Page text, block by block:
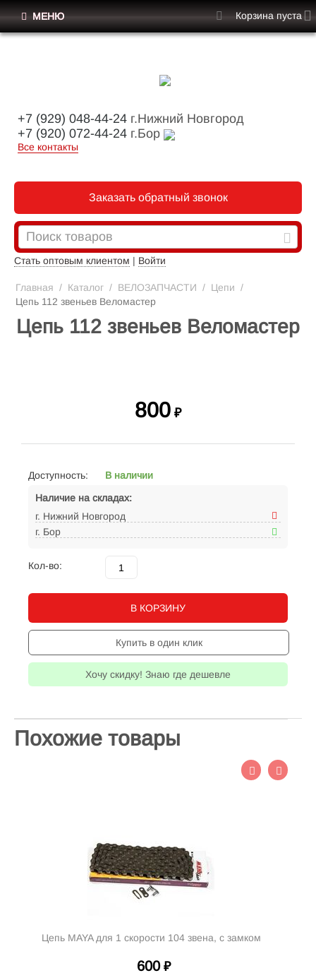
+7 (929) 048-44-24 г.Нижний Новгород
+7 (920) 072-44-24 г.Бор
Все контакты
Заказать обратный звонок
Стать оптовым клиентом | Войти
МЕНЮ Корзина пуста
Главная / Каталог / ВЕЛОЗАПЧАСТИ / Цепи /
Цепь 112 звеньев Веломастер
Цепь 112 звеньев Веломастер
800 ₽
Доступность:
В наличии
Наличие на складах:
г. Нижний Новгород
г. Бор
Кол-во:
В КОРЗИНУ
Купить в один клик
Хочу скидку! Знаю где дешевле
Похожие товары
Цепь MAYA для 1 скорости 104 звена, с замком
600 ₽